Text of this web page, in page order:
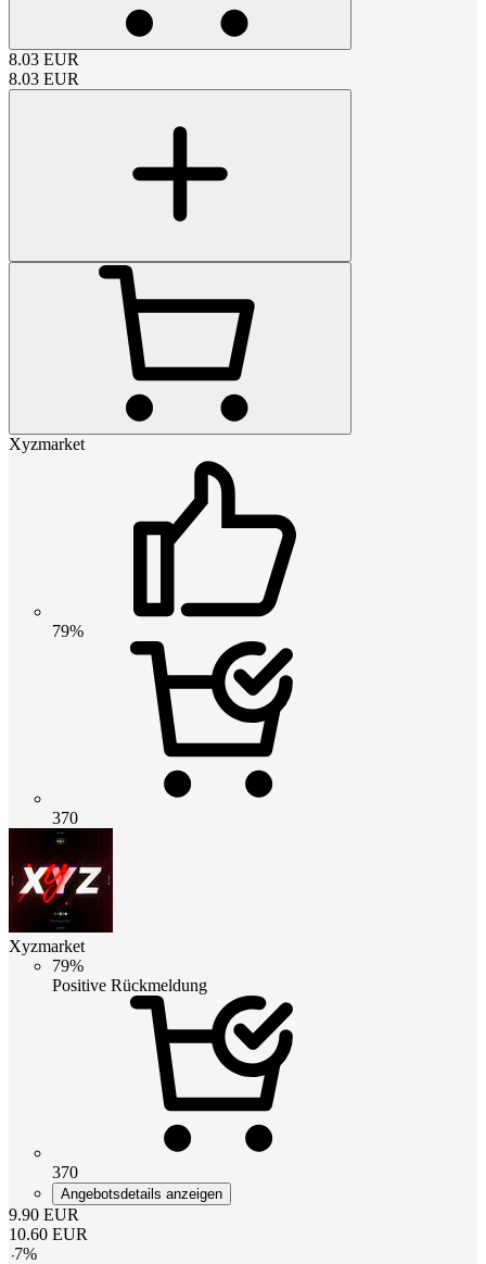
8.03 EUR
8.03 EUR
Xyzmarket
79%
370
Xyzmarket
79%
Positive Rückmeldung
370
Angebotsdetails anzeigen
9.90 EUR
10.60 EUR
-7%